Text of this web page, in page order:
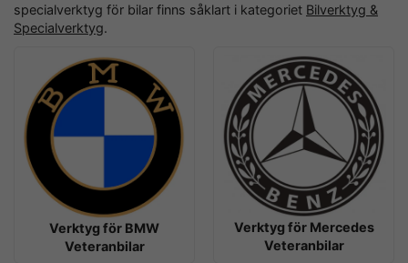
specialverktyg för bilar finns såklart i kategoriet Bilverktyg &
Specialverktyg.
Verktyg för BMW
Veteranbilar
Verktyg för Mercedes
Veteranbilar